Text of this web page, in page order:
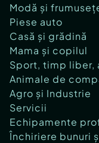
Modă și
Piese auto
Casă și grădină
Mama și copilul
Sport, timp liber,
Animale de
Agro și Industrie
Servicii
Echipamente
Închiriere bunuri